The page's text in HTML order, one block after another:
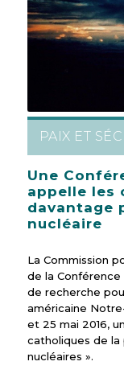
PAIX ET
Une
appelle les
davantage
nucléaire
La Commission
de la
de recherche
américaine
et 25 mai 2016,
catholiques de
nucléaires ».